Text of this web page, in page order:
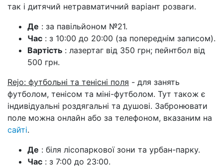
так і дитячий нетравматичний варіант розваги.
Де : за павільйоном №21.
Час : з 10:00 до 20:00 (за попереднім записом).
Вартість : лазертаг від 350 грн; пейнтбол від
500 грн.
Rejo: футбольні та тенісні поля - для занять
футболом, тенісом та міні-футболом. Тут також є
індивідуальні роздягальні та душові. Забронювати
поле можна онлайн або за телефоном, вказаним на
сайті.
Де : біля лісопаркової зони та урбан-парку.
Час : з 7:00 до 23:00.